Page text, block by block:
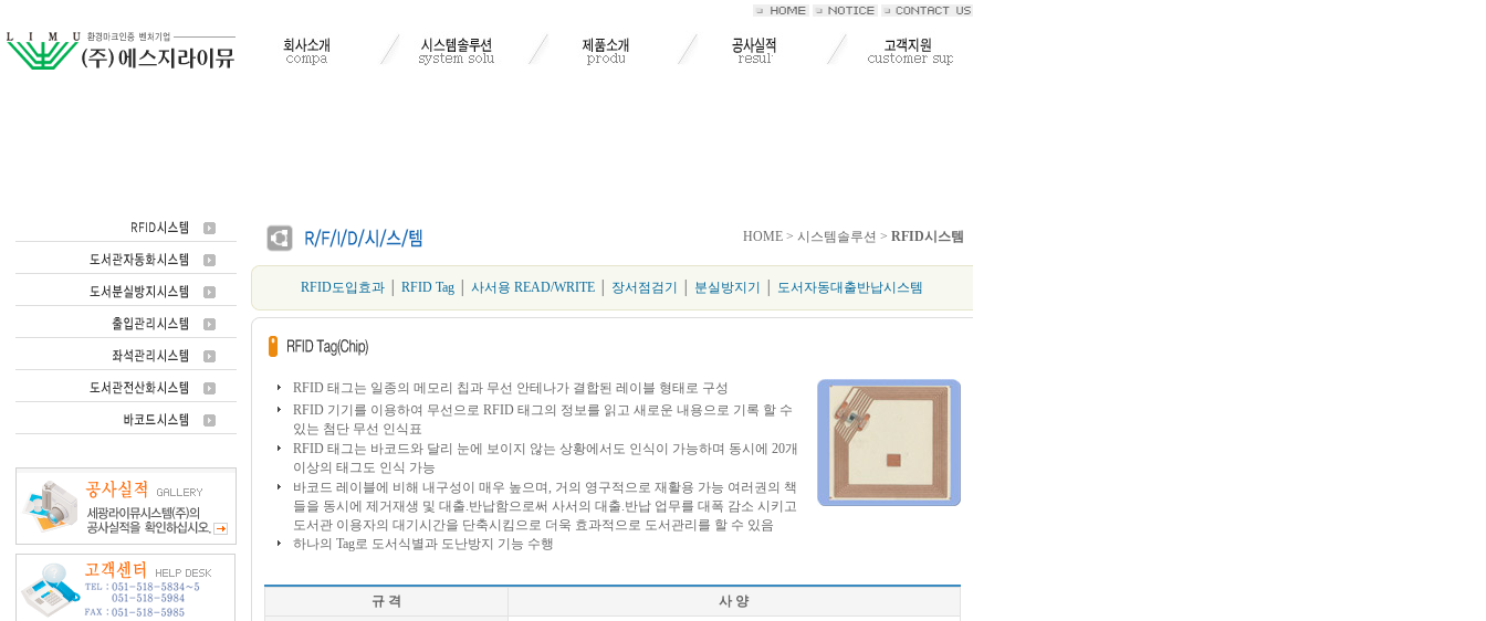
HOME > 시스템솔루션 > RFID시스템
RFID도입효과 RFID Tag 사서용 READ/WRITE 장서점검기 분실방지기 도서자동대출반납시스템
RFID 태그는 일종의 메모리 칩과 무선 안테나가 결합된 레이블 형태로 구성
RFID 기기를 이용하여 무선으로 RFID 태그의 정보를 읽고 새로운 내용으로 기록 할 수
있는 첨단 무선 인식표
RFID 태그는 바코드와 달리 눈에 보이지 않는 상황에서도 인식이 가능하며 동시에 20개
이상의 태그도 인식 가능
바코드 레이블에 비해 내구성이 매우 높으며, 거의 영구적으로 재활용 가능 여러권의 책
들을 동시에 제거재생 및 대출.반납함으로써 사서의 대출.반납 업무를 대폭 감소 시키고
도서관 이용자의 대기시간을 단축시킴으로 더욱 효과적으로 도서관리를 할 수 있음
하나의 Tag로 도서식별과 도난방지 기능 수행
규 격
사 양